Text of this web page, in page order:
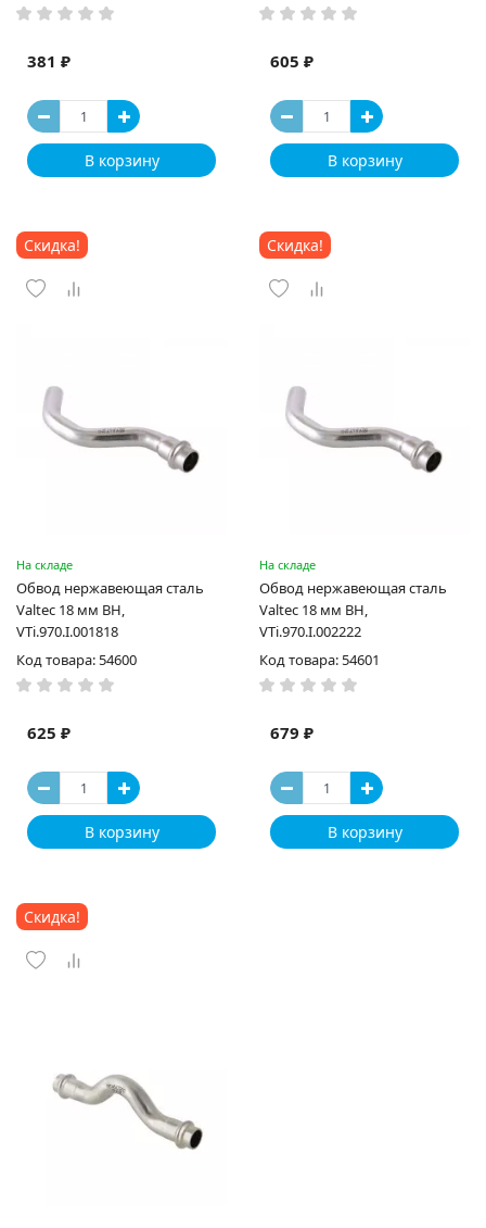
381 ₽
В корзину
605 ₽
В корзину
Скидка!
На складе
Обвод нержавеющая сталь
Valtec 18 мм ВН,
VTi.970.I.001818
Код товара: 54600
625 ₽
В корзину
Скидка!
На складе
Обвод нержавеющая сталь
Valtec 18 мм ВН,
VTi.970.I.002222
Код товара: 54601
679 ₽
В корзину
Скидка!